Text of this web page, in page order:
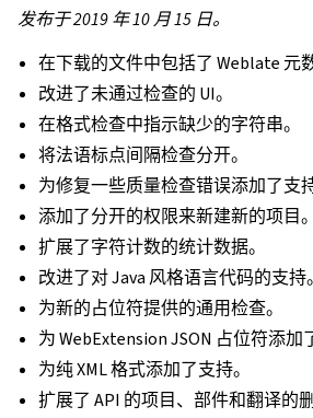
发布于 2019 年 10 月 15 日。
在下载的文件中包括了 Weblate 元
改进了未通过检查的 UI。
在格式检查中指示缺少的字符串。
将法语标点间隔检查分开。
为修复一些质量检查错误添加了支持
添加了分开的权限来新建新的项目。
扩展了字符计数的统计数据。
改进了对 Java 风格语言代码的支持。
为新的占位符提供的通用检查。
为 WebExtension JSON 占位符添加
为纯 XML 格式添加了支持。
扩展了 API 的项目、部件和翻译的